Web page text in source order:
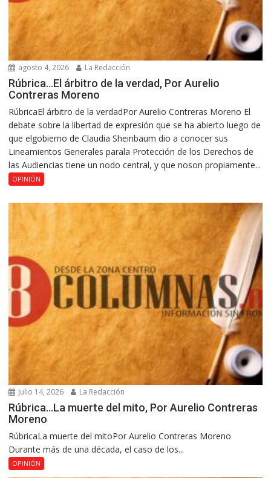
agosto 4, 2026 La Redacción
Rúbrica…El árbitro de la verdad, Por Aurelio
Contreras Moreno
RúbricaEl árbitro de la verdadPor Aurelio Contreras Moreno El
debate sobre la libertad de expresión que se ha abierto luego de
que elgobierno de Claudia Sheinbaum dio a conocer sus
Lineamientos Generales parala Protección de los Derechos de
las Audiencias tiene un nodo central, y que noson propiamente...
OPINIÓN
julio 14, 2026 La Redacción
Rúbrica…La muerte del mito, Por Aurelio Contreras
Moreno
RúbricaLa muerte del mitoPor Aurelio Contreras Moreno
Durante más de una década, el caso de los...
OPINIÓN